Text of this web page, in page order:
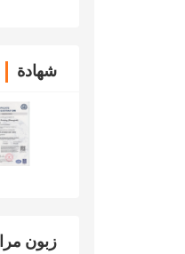
شهادة
زبون